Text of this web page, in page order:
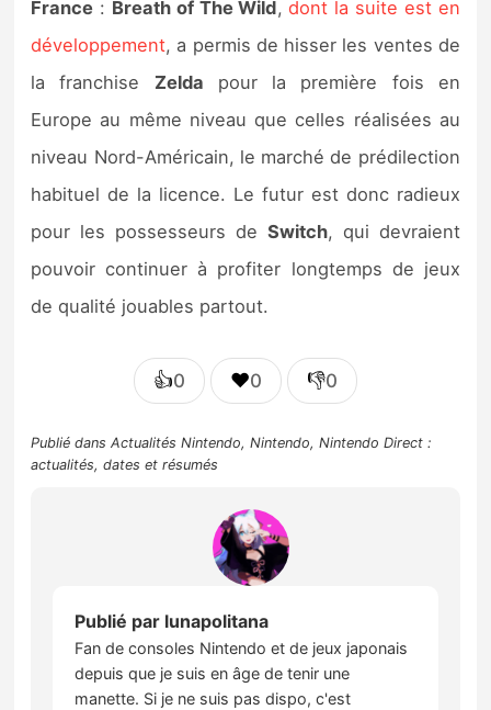
France : Breath of The Wild,dont la suite est en
développement, a permis de hisser les ventes de
la franchise Zelda pour la première fois en
Europe au même niveau que celles réalisées au
niveau Nord-Américain, le marché de prédilection
habituel de la licence. Le futur est donc radieux
pour les possesseurs de Switch, qui devraient
pouvoir continuer à profiter longtemps de jeux
de qualité jouables partout.
👍0 ❤️0 👎0
Publié dansActualités Nintendo,Nintendo,Nintendo Direct :
actualités, dates et résumés
Publié par lunapolitana
Fan de consoles Nintendo et de jeux japonais
depuis que je suis en âge de tenir une
manette. Si je ne suis pas dispo, c'est